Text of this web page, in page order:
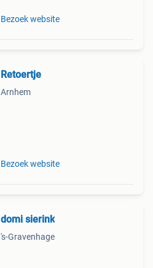
Bezoek website
Retoertje
Arnhem
Bezoek website
domi sierink
's-Gravenhage